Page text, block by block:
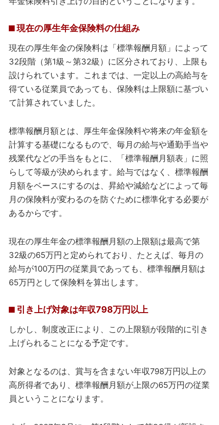
現在の厚生年金保険料の仕組み
現在の厚生年金の保険料は「標準報酬月額」によって
32段階（第1級～第32級）に区分されており、上限も
設けられています。これまでは、一定以上の高給与を
得ている従業員であっても、保険料は上限額に基づい
て計算されていました。
標準報酬月額とは、厚生年金保険料や将来の年金額を
計算する基礎になるもので、毎月の給与や通勤手当や
残業代などの手当をもとに、「標準報酬月額表」に照
らして等級が決められます。給与ではなく、標準報酬
月額をベースにするのは、昇給や減給などによって毎
月の保険料が変わるのを防ぐために標準化する必要が
あるからです。
現在の厚生年金の標準報酬月額の上限額は最高で第
32級の65万円と定められており、たとえば、毎月の
給与が100万円の従業員であっても、標準報酬月額は
65万円として保険料を算出します。
引き上げ対象は年収798万円以上
しかし、制度改正により、この上限額が段階的に引き
上げられることになる予定です。
対象となるのは、賞与を含まない年収798万円以上の
高所得者であり、標準報酬月額が上限の65万円の従業
員ということになります。